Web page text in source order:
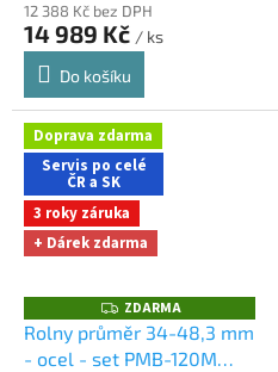
12 388 Kč bez DPH
14 989 Kč / ks
Do košíku
Doprava zdarma
Servis po celé
ČR a SK
3 roky záruka
+ Dárek zdarma
Z
D
A
R
ZDARMA
Rolny průměr 34-48,3 mm
- ocel - set PMB-120M